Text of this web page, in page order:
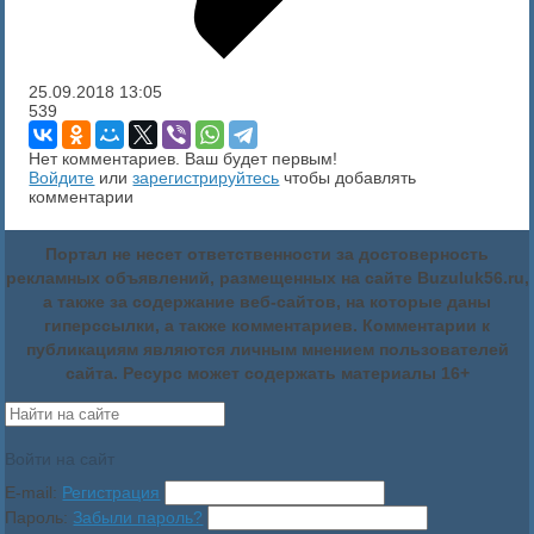
25.09.2018 13:05
539
Нет комментариев. Ваш будет первым!
Войдите илизарегистрируйтесь чтобы добавлять
комментарии
Портал не несет ответственности за достоверность
рекламных объявлений, размещенных на сайте Buzuluk56.ru,
а также за содержание веб-сайтов, на которые даны
гиперссылки, а также комментариев. Комментарии к
публикациям являются личным мнением пользователей
сайта. Ресурс может содержать материалы 16+
Войти на сайт
E-mail: Регистрация
Пароль: Забыли пароль?